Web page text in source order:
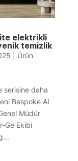
elektrikli
temizlik
Ürün
serisine daha
Bespoke AI
Müdür
Ge Ekibi